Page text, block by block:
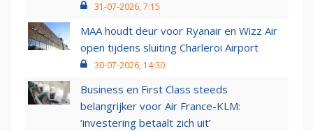
31-07-2026, 7:15
MAA houdt deur voor Ryanair en Wizz Air
open tijdens sluiting Charleroi Airport
30-07-2026, 14:30
Business en First Class steeds
belangrijker voor Air France-KLM:
‘investering betaalt zich uit’